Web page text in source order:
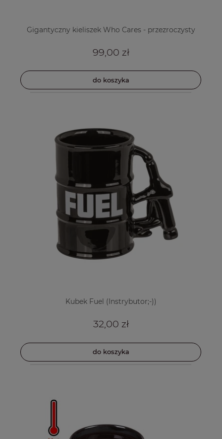
Gigantyczny kieliszek Who Cares - przezroczysty
99,00 zł
do koszyka
Kubek Fuel (Instrybutor;-))
32,00 zł
do koszyka